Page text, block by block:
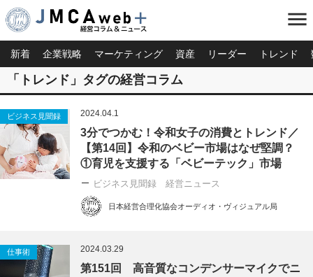
menu
新着 企業戦略 マーケティング 資産 リーダー トレンド
「トレンド」タグの経営コラム
ビジネス見聞録 2024.04.1
3分でつかむ！令和女子の消費とトレンド／
【第14回】令和のベビー市場はなぜ堅調？
①育児を支援する「ベビーテック」市場
ビジネス見聞録 経営ニュース
日本経営合理化協会オーディオ・ヴィジュアル局
仕事術 2024.03.29
第151回 高音質なコンデンサーマイクでニ